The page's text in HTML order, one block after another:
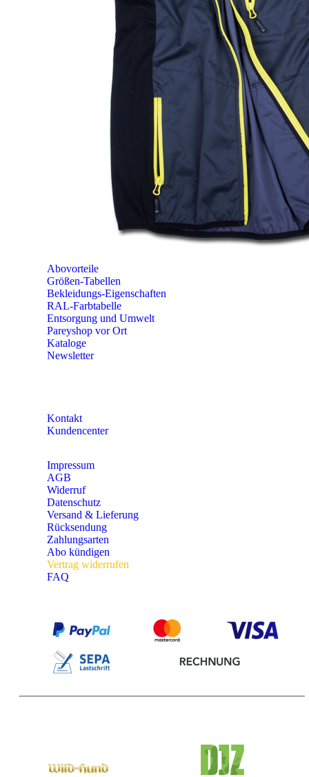
Telefon: +49 (0) 2604 / 978 888
kundencenter@paulparey.de
Mo – Fr 9:00 – 15:00 Uhr
Mo – Do 8:00 – 16:30 Uhr
Abovorteile
Größen-Tabellen
Bekleidungs-Eigenschaften
RAL-Farbtabelle
Entsorgung und Umwelt
Pareyshop vor Ort
Kataloge
Newsletter
Kontakt
Kundencenter
Impressum
AGB
Widerruf
Datenschutz
Versand & Lieferung
Rücksendung
Zahlungsarten
Abo kündigen
Vertrag widerrufen
FAQ